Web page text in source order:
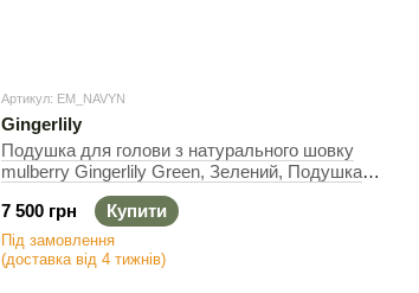
Артикул: EM_NAVYN
Gingerlily
Подушка для голови з натурального шовку
mulberry Gingerlily Green, Зелений, Подушка
для подорожі
7 500 грн
Купити
Під замовлення
(доставка від 4 тижнів)